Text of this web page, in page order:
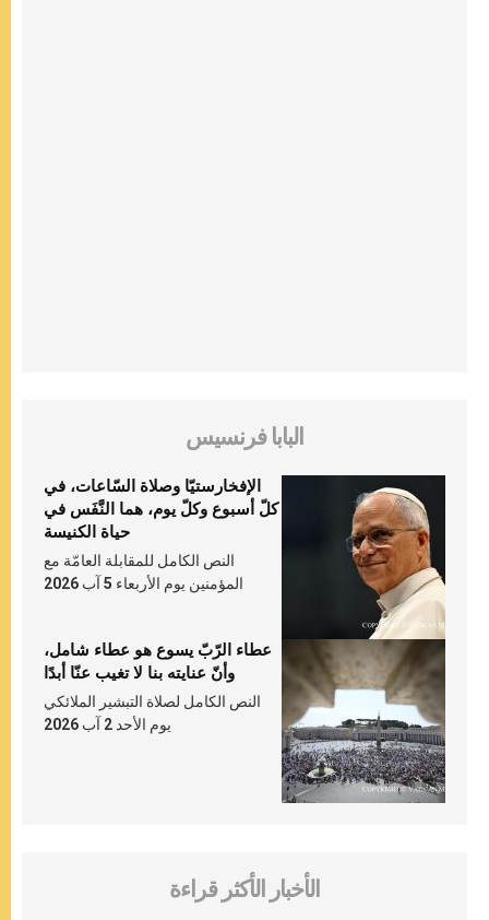
البابا فرنسيس
الإفخارستيّا وصلاة السّاعات، في
كلّ أسبوع وكلّ يوم، هما النَّفَس في
حياة الكنيسة
النص الكامل للمقابلة العامّة مع
المؤمنين يوم الأربعاء 5 آب 2026
عطاء الرّبّ يسوع هو عطاء شامل،
وأنّ عنايته بنا لا تغيب عنّا أبدًا
النص الكامل لصلاة التبشير الملائكي
يوم الأحد 2 آب 2026
الأخبار الأكثر قراءة